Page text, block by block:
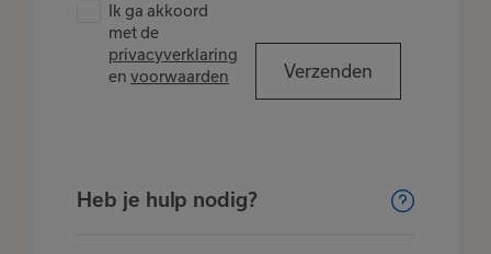
Ik ga akkoord
met de
privacyverklaring
en voorwaarden Verzenden
Heb je hulp nodig?